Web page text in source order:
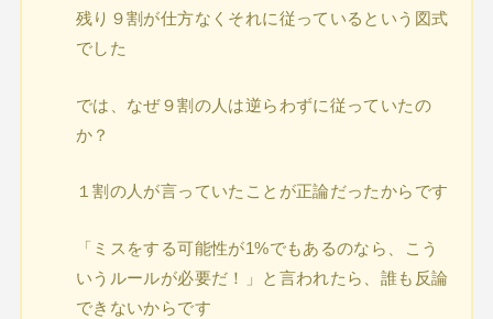
残り９割が仕方なくそれに従っているという図式
でした
では、なぜ９割の人は逆らわずに従っていたの
か？
１割の人が言っていたことが正論だったからです
「ミスをする可能性が1%でもあるのなら、こう
いうルールが必要だ！」と言われたら、誰も反論
できないからです